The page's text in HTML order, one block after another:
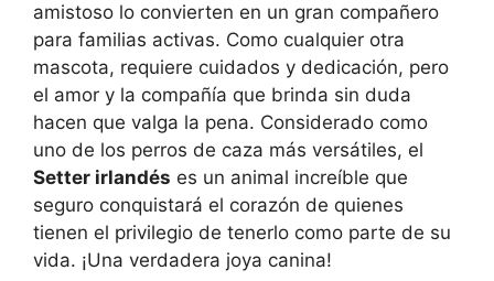
amistoso lo convierten en un gran compañero
para familias activas. Como cualquier otra
mascota, requiere cuidados y dedicación, pero
el amor y la compañía que brinda sin duda
hacen que valga la pena. Considerado como
uno de los perros de caza más versátiles, el
Setter irlandés es un animal increíble que
seguro conquistará el corazón de quienes
tienen el privilegio de tenerlo como parte de su
vida. ¡Una verdadera joya canina!